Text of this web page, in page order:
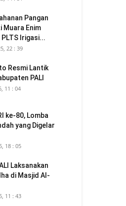
Pangan
Muara Enim
PLTS Irigasi...
22 : 39
Resmi Lantik
PALI
11 : 04
ke-80, Lomba
yang Digelar
18 : 05
Laksanakan
di Masjid Al-
11 : 43